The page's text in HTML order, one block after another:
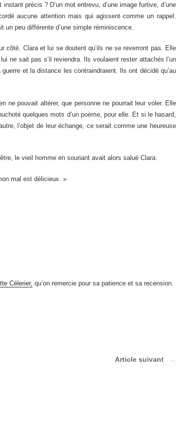
précis ? D’un mot entrevu, d’une image furtive, d’une
aucune attention mais qui agissent comme un rappel.
peu différente d’une simple réminiscence.
côté. Clara et lui se doutent qu’ils ne se reverront pas. Elle
ne sait pas s’il reviendra. Ils voulaient rester attachés l’un
et la distance les contraindraient. Ils ont décidé qu’au
ne pouvait altérer, que personne ne pourrait leur voler. Elle
quelques mots d’un poème, pour elle. Et si le hasard,
l’objet de leur échange, ce serait comme une heureuse
le vieil homme en souriant avait alors salué Clara:
mal est délicieux. »
Célerier, qu’on remercie pour sa patience et sa recension.
Article suivant